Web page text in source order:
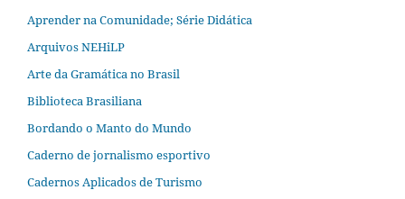
Aprender na Comunidade; Série Didática
Arquivos NEHiLP
Arte da Gramática no Brasil
Biblioteca Brasiliana
Bordando o Manto do Mundo
Caderno de jornalismo esportivo
Cadernos Aplicados de Turismo